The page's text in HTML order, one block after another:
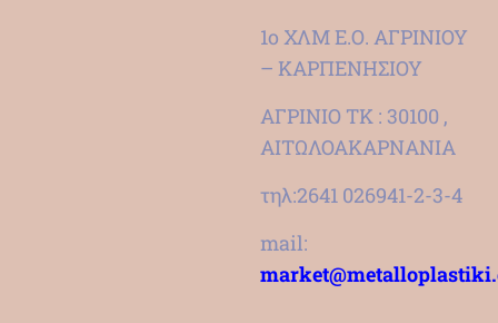
1ο ΧΛΜ Ε.Ο. ΑΓΡΙΝΙΟΥ
– ΚΑΡΠΕΝΗΣΙΟΥ
ΑΓΡΙΝΙΟ ΤΚ : 30100 ,
ΑΙΤΩΛΟΑΚΑΡΝΑΝΙΑ
τηλ:2641 026941-2-3-4
mail: